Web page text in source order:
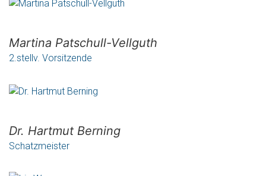
Martina Patschull-Vellguth
2.stellv. Vorsitzende
Dr. Hartmut Berning
Schatzmeister